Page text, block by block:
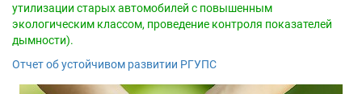
утилизации старых автомобилей с повышенным
экологическим классом, проведение контроля показателей
дымности).
Отчет об устойчивом развитии РГУПС